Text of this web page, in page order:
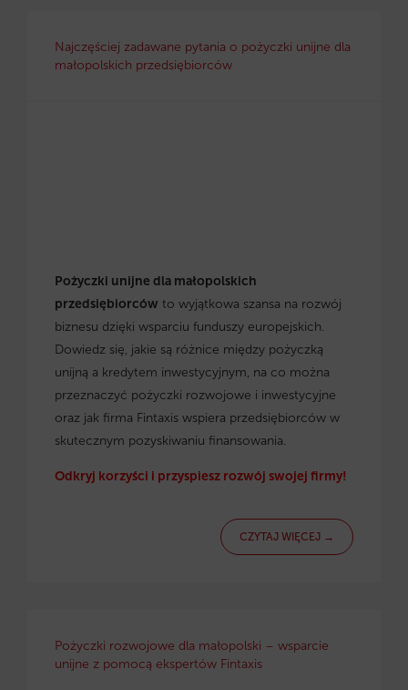
Najczęściej zadawane pytania o pożyczki unijne dla
małopolskich przedsiębiorców
Pożyczki unijne dla małopolskich
przedsiębiorców to wyjątkowa szansa na rozwój
biznesu dzięki wsparciu funduszy europejskich.
Dowiedz się, jakie są różnice między pożyczką
unijną a kredytem inwestycyjnym, na co można
przeznaczyć pożyczki rozwojowe i inwestycyjne
oraz jak firma Fintaxis wspiera przedsiębiorców w
skutecznym pozyskiwaniu finansowania.
Odkryj korzyści i przyspiesz rozwój swojej firmy!
CZYTAJ WIĘCEJ →
Pożyczki rozwojowe dla małopolski – wsparcie
unijne z pomocą ekspertów Fintaxis